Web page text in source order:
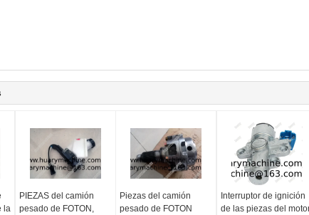
la
PIEZAS del camión
pesado de FOTON,
Piezas del camión
pesado de FOTON
Interruptor de ignición
de las piezas del